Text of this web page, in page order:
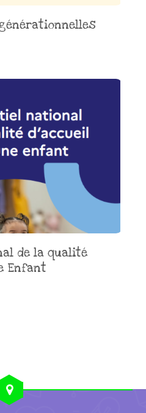
de la qualité
Enfant